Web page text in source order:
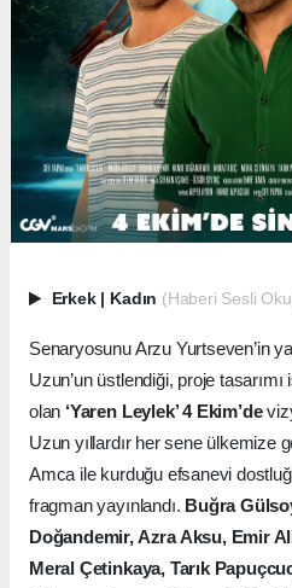
Erkek Kadın (Haberi Sesli
Senaryosunu Arzu Yurtseven’in
Uzun’un üstlendiği, proje
olan ‘Yaren Leylek’ 4 Ekim’de
Uzun yıllardır her sene ülkemize
Amca ile kurduğu efsanevi
fragman yayınlandı. Buğra
Doğandemir, Azra Aksu, Emir
Meral Çetinkaya, Tarık